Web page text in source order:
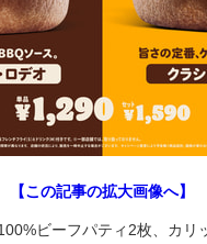
【この記事の拡大画像へ】
ビーフパティ2枚、カリ